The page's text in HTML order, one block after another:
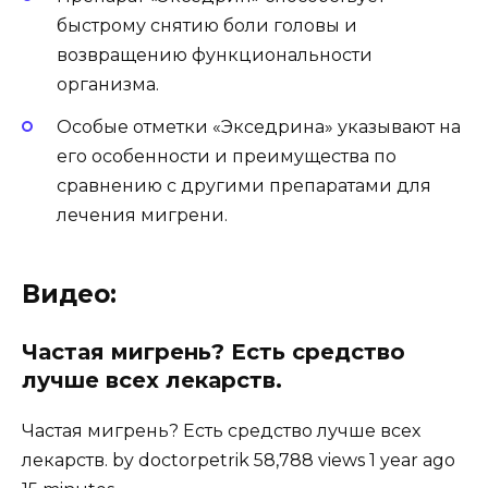
быстрому снятию боли головы и
возвращению функциональности
организма.
Особые отметки «Экседрина» указывают на
его особенности и преимущества по
сравнению с другими препаратами для
лечения мигрени.
Видео:
Частая мигрень? Есть средство
лучше всех лекарств.
Частая мигрень? Есть средство лучше всех
лекарств. by doctorpetrik 58,788 views 1 year ago